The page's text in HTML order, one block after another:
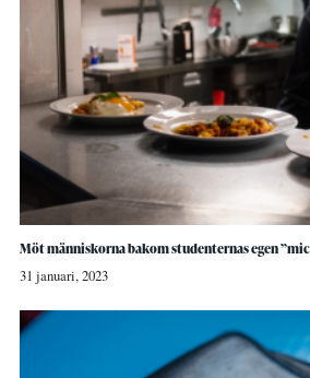
Möt människorna bakom studenternas egen
31 januari, 2023